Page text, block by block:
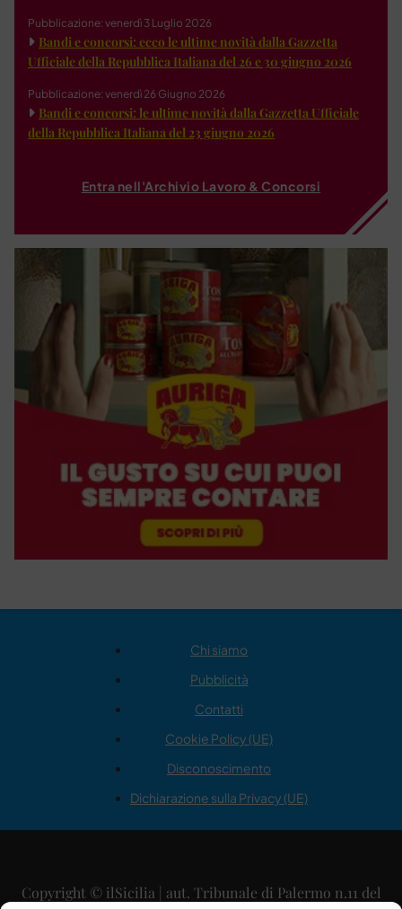
Pubblicazione: venerdì 3 Luglio 2026
Bandi e concorsi: ecco le ultime novità dalla Gazzetta
Ufficiale della Repubblica Italiana del 26 e 30 giugno 2026
Pubblicazione: venerdì 26 Giugno 2026
Bandi e concorsi: le ultime novità dalla Gazzetta Ufficiale
della Repubblica Italiana del 23 giugno 2026
Entra nell'Archivio Lavoro & Concorsi
Chi siamo
Pubblicità
Contatti
Cookie Policy (UE)
Disconoscimento
Dichiarazione sulla Privacy (UE)
Copyright © ilSicilia | aut. Tribunale di Palermo n.11 del